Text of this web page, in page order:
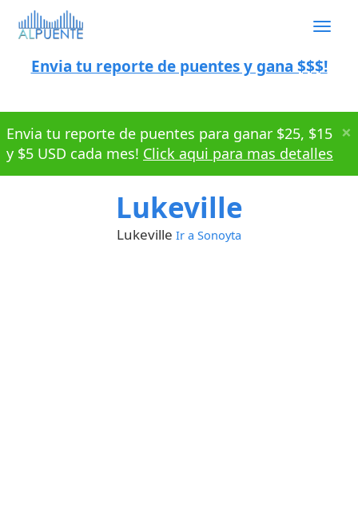
Envia tu reporte de puentes y gana $$$!
×
Envia tu reporte de puentes para ganar $25, $15
y $5 USD cada mes! Click aqui para mas detalles
Lukeville
Lukeville Ir a Sonoyta